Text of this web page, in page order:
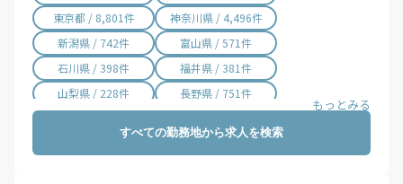
東京都 / 8,801件
神奈川県 / 4,496件
新潟県 / 742件
富山県 / 571件
石川県 / 398件
福井県 / 381件
山梨県 / 228件
長野県 / 751件
愛知県 / 2,970件
三重県 / 996件
すべての勤務地から求人を検索